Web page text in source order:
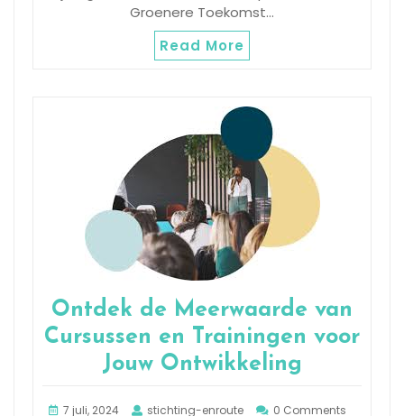
Groenere Toekomst…
Read More
Ontdek de Meerwaarde van
Cursussen en Trainingen voor
Jouw Ontwikkeling
7 juli, 2024 stichting-enroute 0 Comments